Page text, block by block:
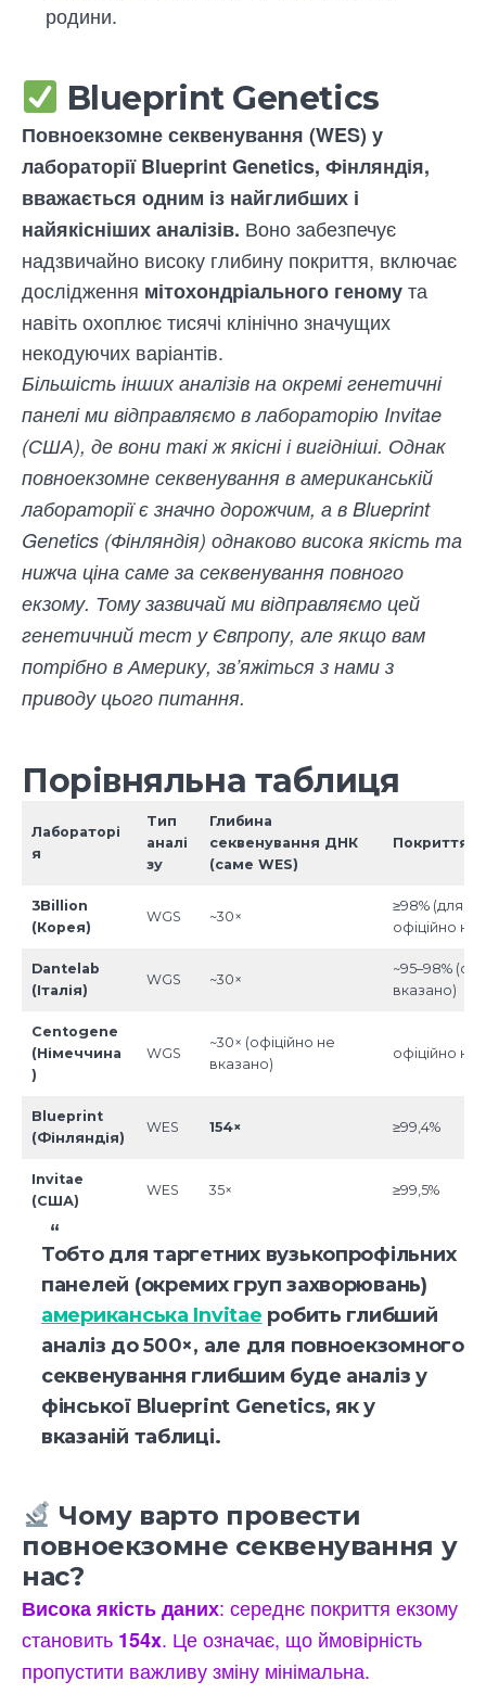
родини.
Blueprint Genetics
Повноекзомне секвенування (WES) у
лабораторії Blueprint Genetics, Фінляндія,
вважається одним із найглибших і
найякісніших аналізів. Воно забезпечує
надзвичайно високу глибину покриття, включає
дослідження мітохондріального геномута
навіть охоплює тисячі клінічно значущих
некодуючих варіантів.
Більшість інших аналізів на окремі генетичні
панелі ми відправляємо в лабораторію Invitae
(США), де вони такі ж якісні і вигідніші. Однак
повноекзомне секвенування в американській
лабораторії є значно дорожчим, а в Blueprint
Genetics (Фінляндія) однаково висока якість та
нижча ціна саме за секвенування повного
екзому. Тому зазвичай ми відправляємо цей
генетичний тест у Євпропу, але якщо вам
потрібно в Америку, зв’яжіться з нами з
приводу цього питання.
Порівняльна таблиця
Лабораторі
я
Тип
аналі
зу
Глибина
секвенування ДНК
(саме WES)
Покриття
3Billion
(Корея)
WGS ~30×
≥98% (для
офіційно не
Dantelab
(Італія)
WGS ~30×
~95–98%
вказано)
Centogene
(Німеччина
)
WGS
~30× (офіційно не
вказано)
офіційно не
Blueprint
(Фінляндія)
WES 154× ≥99,4%
Invitae
(США)
WES 35× ≥99,5%
Тобто для таргетних вузькопрофільних
панелей (окремих груп захворювань)
американська Invitae робить глибший
аналіз до 500×, але для повноекзомного
секвенування глибшим буде аналіз у
фінської Blueprint Genetics, як у
вказаній таблиці.
Чому варто провести
повноекзомне секвенування у
нас?
Висока якість даних: середнє покриття екзому
становить 154x. Це означає, що ймовірність
пропустити важливу зміну мінімальна.